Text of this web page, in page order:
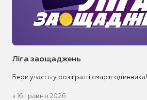
Ліга заощаджень
Бери участь у розіграші смартгодинника!
з 16 травня 2026